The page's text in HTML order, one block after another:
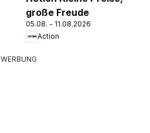
große Freude
05.08. - 11.08.2026
Action
WERBUNG